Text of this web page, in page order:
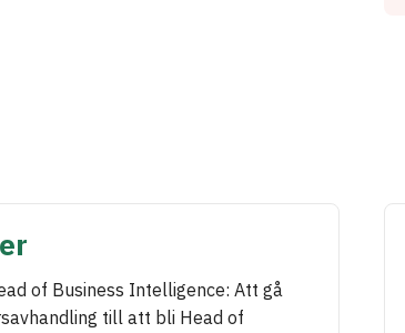
of Business Intelligence: Att gå
till att bli Head of